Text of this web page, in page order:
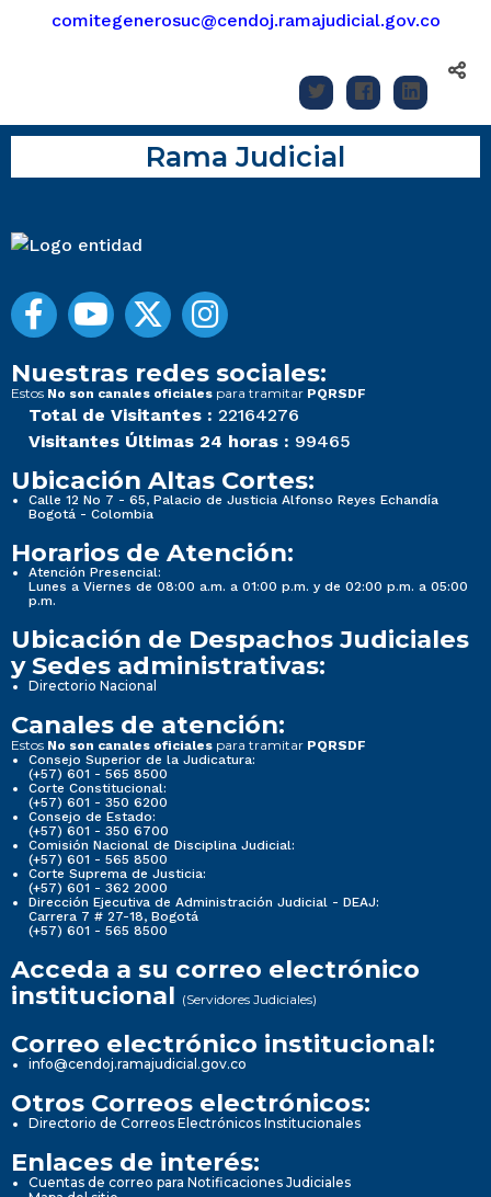
comitegenerosuc@cendoj.ramajudicial.gov.co
Rama Judicial
Nuestras redes sociales:
Estos No son canales oficiales para tramitar PQRSDF
Total de Visitantes : 22164276
Visitantes Últimas 24 horas : 99465
Ubicación Altas Cortes:
Calle 12 No 7 - 65, Palacio de Justicia Alfonso Reyes Echandía
Bogotá - Colombia
Horarios de Atención:
Atención Presencial:
Lunes a Viernes de 08:00 a.m. a 01:00 p.m. y de 02:00 p.m. a 05:00
p.m.
Ubicación de Despachos Judiciales
y Sedes administrativas:
Directorio Nacional
Canales de atención:
Estos No son canales oficiales para tramitar PQRSDF
Consejo Superior de la Judicatura:
(+57) 601 - 565 8500
Corte Constitucional:
(+57) 601 - 350 6200
Consejo de Estado:
(+57) 601 - 350 6700
Comisión Nacional de Disciplina Judicial:
(+57) 601 - 565 8500
Corte Suprema de Justicia:
(+57) 601 - 362 2000
Dirección Ejecutiva de Administración Judicial - DEAJ:
Carrera 7 # 27-18, Bogotá
(+57) 601 - 565 8500
Acceda a su correo electrónico
institucional (Servidores Judiciales)
Correo electrónico institucional:
info@cendoj.ramajudicial.gov.co
Otros Correos electrónicos:
Directorio de Correos Electrónicos Institucionales
Enlaces de interés:
Cuentas de correo para Notificaciones Judiciales